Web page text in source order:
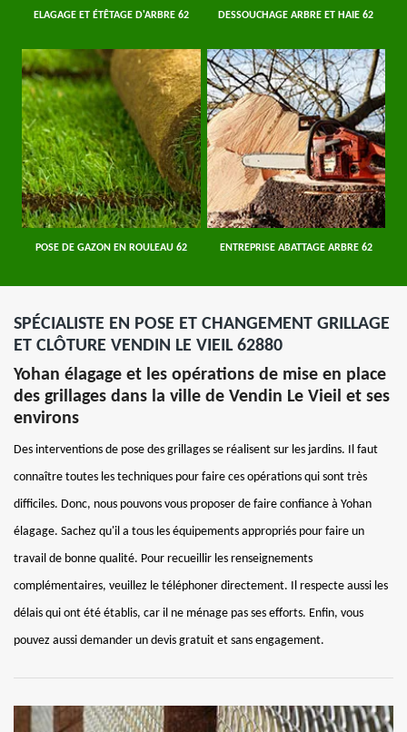
ELAGAGE ET ÉTÊTAGE D'ARBRE 62 DESSOUCHAGE ARBRE ET HAIE 62
POSE DE GAZON EN ROULEAU 62 ENTREPRISE ABATTAGE ARBRE 62
SPÉCIALISTE EN POSE ET CHANGEMENT GRILLAGE
ET CLÔTURE VENDIN LE VIEIL 62880
Yohan élagage et les opérations de mise en place
des grillages dans la ville de Vendin Le Vieil et ses
environs
Des interventions de pose des grillages se réalisent sur les jardins. Il faut
connaître toutes les techniques pour faire ces opérations qui sont très
difficiles. Donc, nous pouvons vous proposer de faire confiance à Yohan
élagage. Sachez qu'il a tous les équipements appropriés pour faire un
travail de bonne qualité. Pour recueillir les renseignements
complémentaires, veuillez le téléphoner directement. Il respecte aussi les
délais qui ont été établis, car il ne ménage pas ses efforts. Enfin, vous
pouvez aussi demander un devis gratuit et sans engagement.